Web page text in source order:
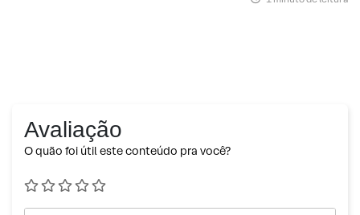
Avaliação
O quão foi útil este conteúdo pra você?